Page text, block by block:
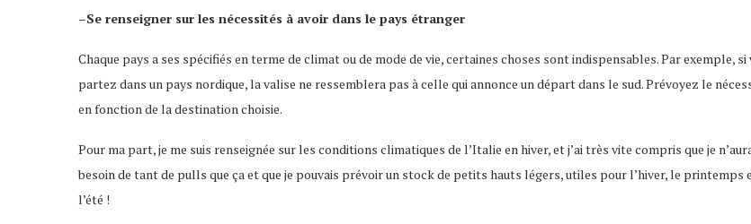
–Se renseigner sur les nécessités à avoir dans le pays étranger
Chaque pays a ses spécifiés en terme de climat ou de mode de vie, certaines choses sont indispensables. Par exemple, si
partez dans un pays nordique, la valise ne ressemblera pas à celle qui annonce un départ dans le sud. Prévoyez le
en fonction de la destination choisie.
Pour ma part, je me suis renseignée sur les conditions climatiques de l’Italie en hiver, et j’ai très vite compris que je
besoin de tant de pulls que ça et que je pouvais prévoir un stock de petits hauts légers, utiles pour l’hiver, le printemps
l’été !